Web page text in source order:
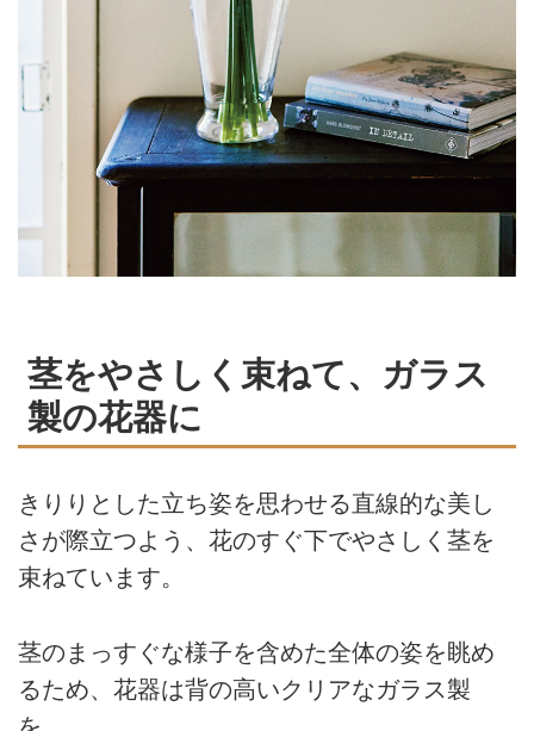
茎をやさしく束ねて、ガラス
製の花器に
きりりとした立ち姿を思わせる直線的な美し
さが際立つよう、花のすぐ下でやさしく茎を
束ねています。
茎のまっすぐな様子を含めた全体の姿を眺め
るため、花器は背の高いクリアなガラス製